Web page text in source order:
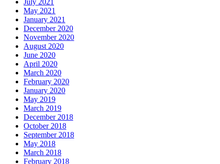
July 2021
May 2021
January 2021
December 2020
November 2020
August 2020
June 2020
April 2020
March 2020
February 2020
January 2020
May 2019
March 2019
December 2018
October 2018
September 2018
May 2018
March 2018
February 2018